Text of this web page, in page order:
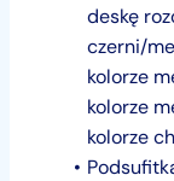
deskę
czerni/
kolorze
kolorze
kolorze